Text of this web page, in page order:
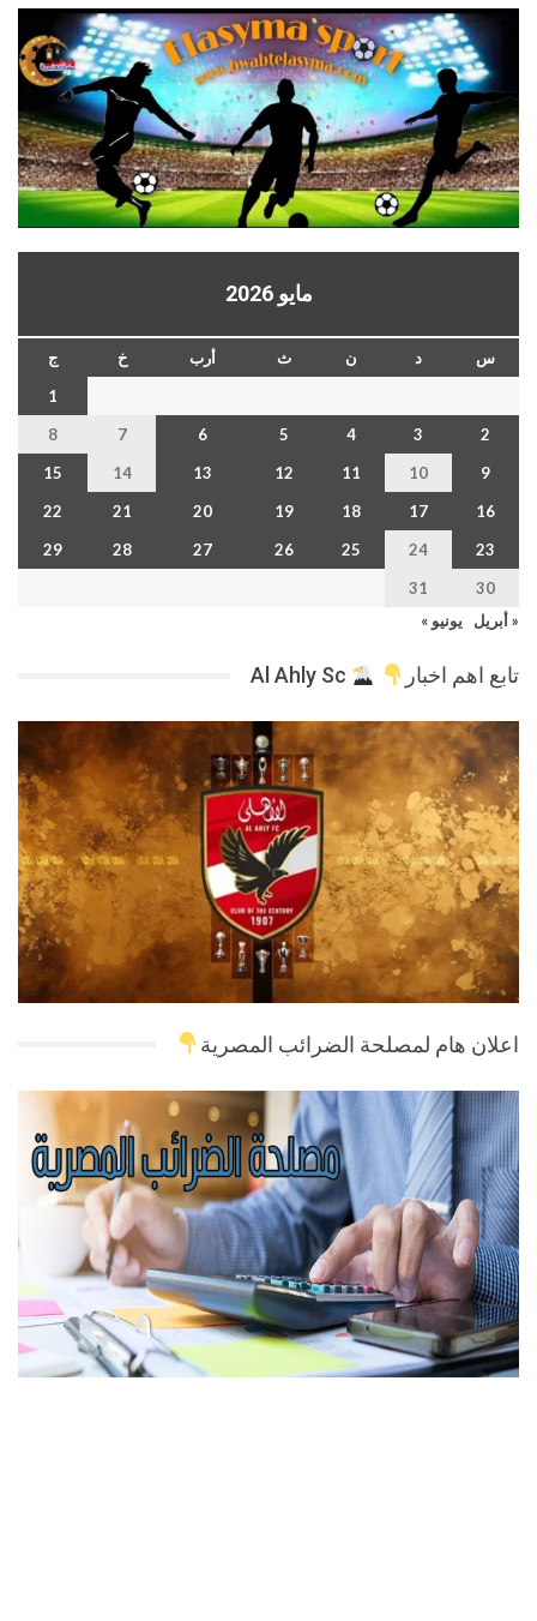
مايو 2026
س د ن ث أرب خ
ج
1
2
3
4
5
6
7
8
9
10
11
12
13
14
15
16
17
18
19
20
21
22
23
24
25
26
27
28
29
30
31
« أبريل
يونيو »
تابع اهم اخبار
اعلان هام لمصلحة الضرائب المصرية